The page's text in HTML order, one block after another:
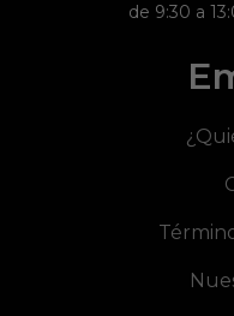
de 9:30 a